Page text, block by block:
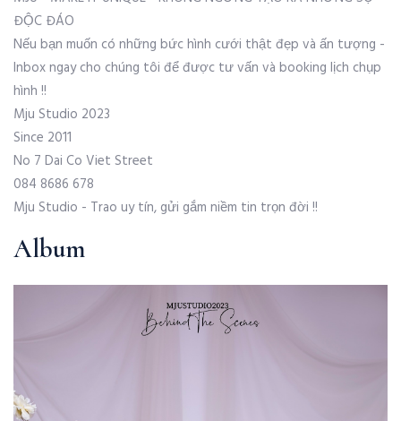
ĐỘC ĐÁO
Nếu bạn muốn có những bức hình cưới thật đẹp và ấn tượng -
Inbox ngay cho chúng tôi để được tư vấn và booking lịch chụp
hình !!
Mju Studio 2023
Since 2011
No 7 Dai Co Viet Street
084 8686 678
Mju Studio - Trao uy tín, gửi gắm niềm tin trọn đời !!
Album